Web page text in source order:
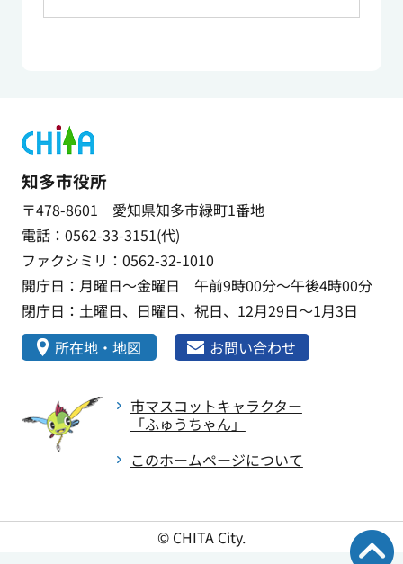
知多市役所
〒478-8601 愛知県知多市緑町1番地
電話：0562-33-3151(代)
ファクシミリ：0562-32-1010
開庁日：月曜日～金曜日 午前9時00分～午後4時00分
閉庁日：土曜日、日曜日、祝日、12月29日～1月3日
所在地・地図
お問い合わせ
市マスコットキャラクター
「ふゅうちゃん」
このホームページについて
© CHITA City.